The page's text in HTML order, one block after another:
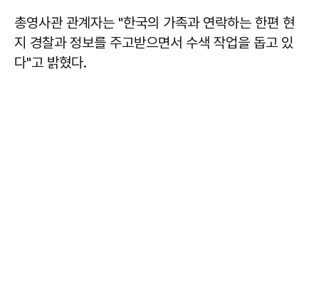
총영사관 관계자는 "한국의 가족과 연락하는 한편 현
지 경찰과 정보를 주고받으면서 수색 작업을 돕고 있
다"고 밝혔다.